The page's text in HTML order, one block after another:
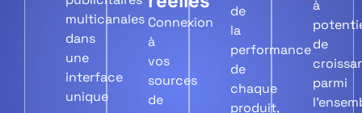
multicanales
dans
une
interface
unique
Connexion
à
vos
sources
de
de
la
performance
de
chaque
produit,
à
de
parmi